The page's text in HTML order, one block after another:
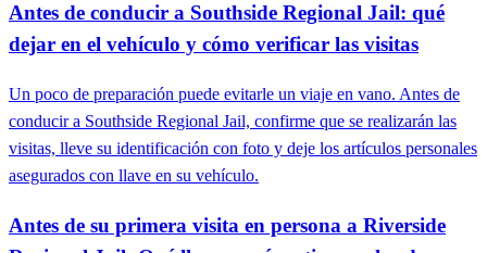
Antes de conducir a Southside Regional Jail: qué
dejar en el vehículo y cómo verificar las visitas
Un poco de preparación puede evitarle un viaje en vano. Antes de
conducir a Southside Regional Jail, confirme que se realizarán las
visitas, lleve su identificación con foto y deje los artículos personales
asegurados con llave en su vehículo.
Antes de su primera visita en persona a Riverside